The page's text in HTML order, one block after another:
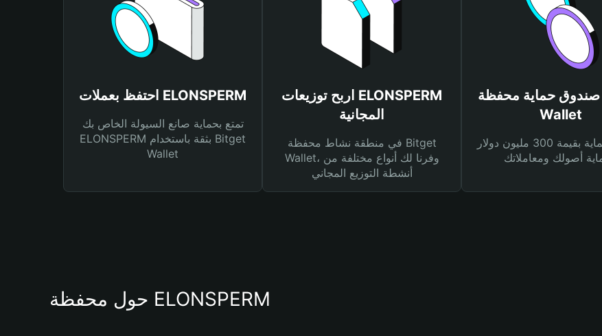
احتفظ بعملات ELONSPERM
تمتع بحماية صانع السيولة الخاص بك
ELONSPERM بثقة باستخدام Bitget
Wallet
اربح توزيعات ELONSPERM
المجانية
في منطقة نشاط محفظة Bitget
Wallet، وفرنا لك أنواع مختلفة من
أنشطة التوزيع المجاني
صندوق حماية محفظة Bitget
Wallet
صندوق حماية بقيمة 300 مليون دولار
حول محفظة ELONSPERM